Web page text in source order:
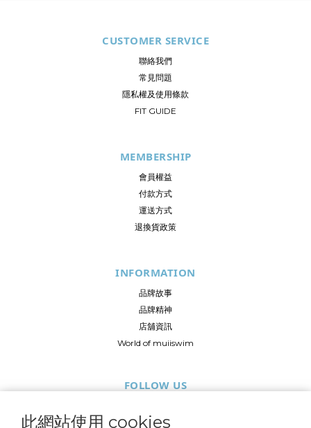
此網站使用 cookies
CUSTOMER SERVICE
聯絡我們
常見問題
隱私權及使用條款
FIT GUIDE
MEMBERSHIP
會員權益
付款方式
運送方式
退換貨政策
INFORMATION
品牌故事
品牌精神
店舖資訊
World of muiiswim
FOLLOW US